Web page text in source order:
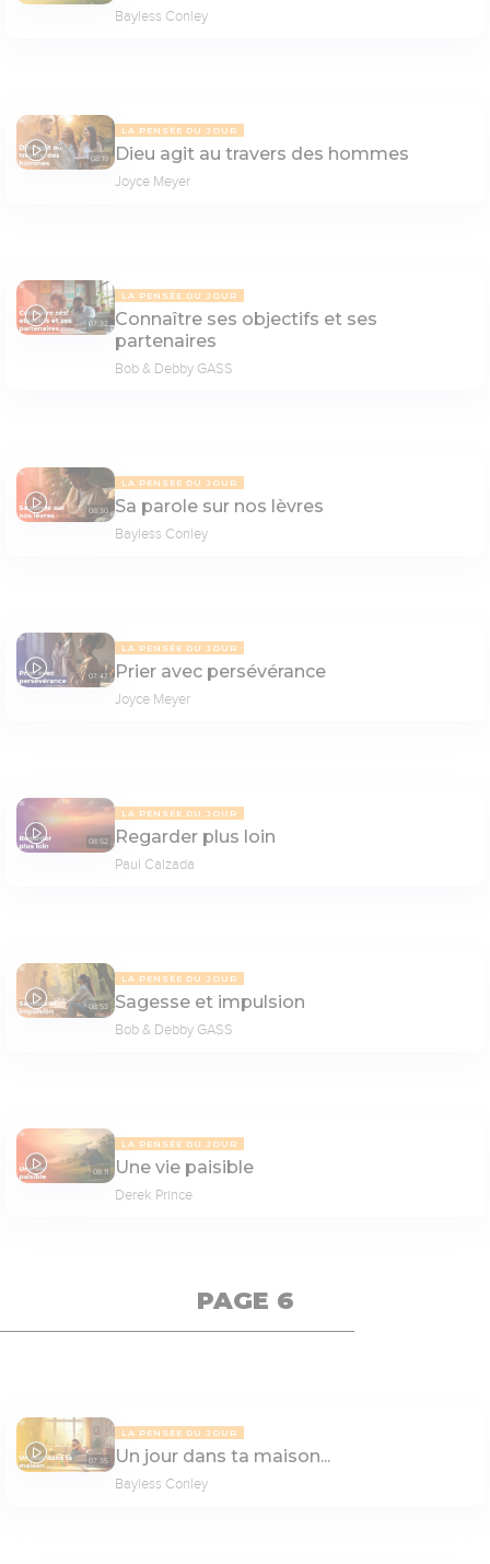
Bayless Conley
08:19
LA PENSÉE DU JOUR
Dieu agit au travers des hommes
Joyce Meyer
07:32
LA PENSÉE DU JOUR
Connaître ses objectifs et ses
partenaires
Bob & Debby GASS
08:30
LA PENSÉE DU JOUR
Sa parole sur nos lèvres
Bayless Conley
07:47
LA PENSÉE DU JOUR
Prier avec persévérance
Joyce Meyer
08:52
LA PENSÉE DU JOUR
Regarder plus loin
Paul Calzada
08:53
LA PENSÉE DU JOUR
Sagesse et impulsion
Bob & Debby GASS
08:11
LA PENSÉE DU JOUR
Une vie paisible
Derek Prince
PAGE 6
07:35
LA PENSÉE DU JOUR
Un jour dans ta maison...
Bayless Conley